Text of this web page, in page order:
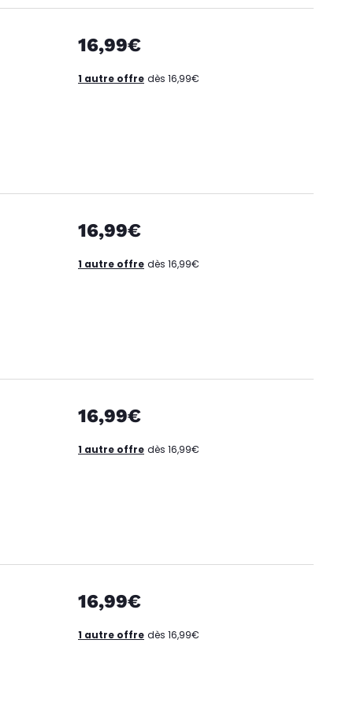
16,99€
1 autre offre dès 16,99€
16,99€
1 autre offre dès 16,99€
16,99€
1 autre offre dès 16,99€
16,99€
1 autre offre dès 16,99€